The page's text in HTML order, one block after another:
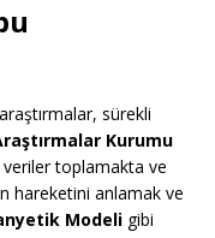
sürekli
Kurumu
toplamakta ve
hareketini anlamak ve
Modeli gibi